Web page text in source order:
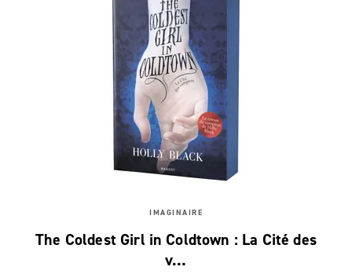
IMAGINAIRE
The Coldest Girl in Coldtown : La Cité des
v…